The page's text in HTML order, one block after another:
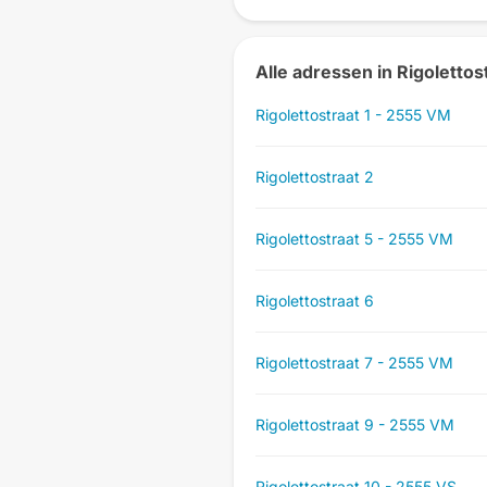
Alle adressen in
Rigolettostraat 1 - 2555 VM
Rigolettostraat 2
Rigolettostraat 5 - 2555 VM
Rigolettostraat 6
Rigolettostraat 7 - 2555 VM
Rigolettostraat 9 - 2555 VM